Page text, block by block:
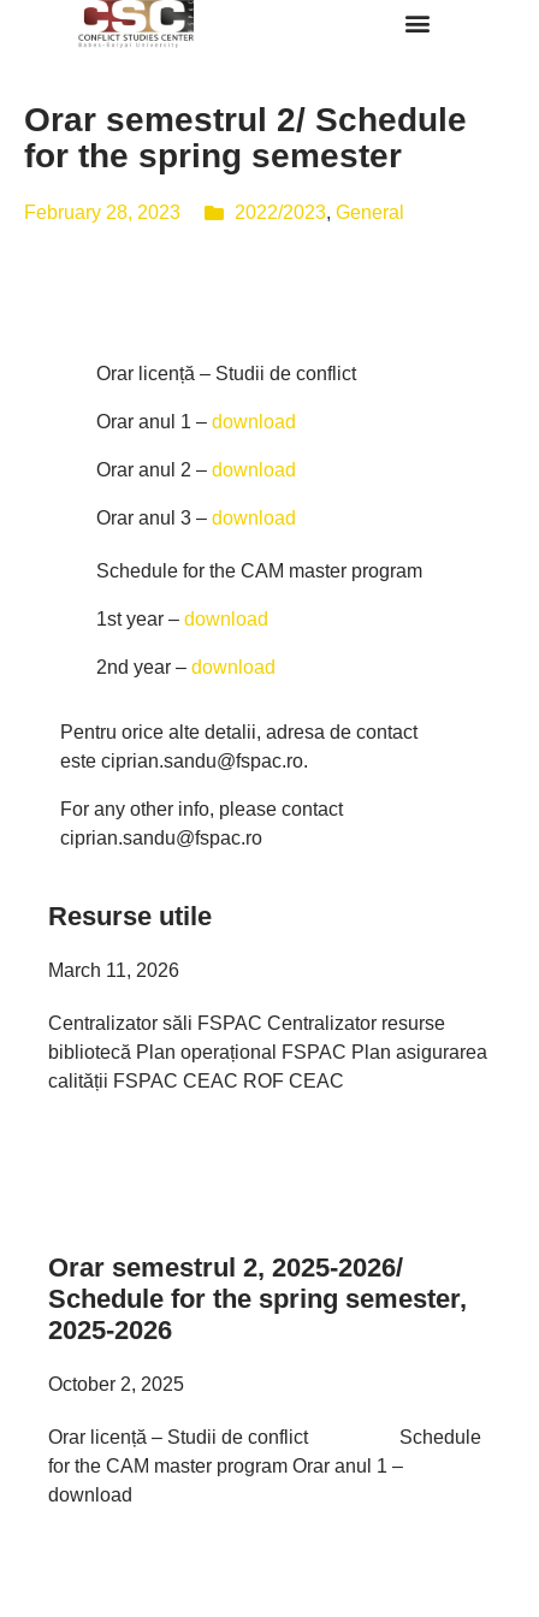
Orar semestrul 2/ Schedule
for the spring semester
February 28, 2023 2022/2023, General
Orar licență – Studii de conflict
Orar anul 1 – download
Orar anul 2 – download
Orar anul 3 – download
Schedule for the CAM master program
1st year – download
2nd year – download
Pentru orice alte detalii, adresa de contact
este ciprian.sandu@fspac.ro.
For any other info, please contact
ciprian.sandu@fspac.ro
Resurse utile
March 11, 2026
Centralizator săli FSPAC Centralizator resurse
bibliotecă Plan operațional FSPAC Plan asigurarea
calității FSPAC CEAC ROF CEAC
Orar semestrul 2, 2025-2026/
Schedule for the spring semester,
2025-2026
October 2, 2025
Orar licență – Studii de conflict Schedule
for the CAM master program Orar anul 1 –
download